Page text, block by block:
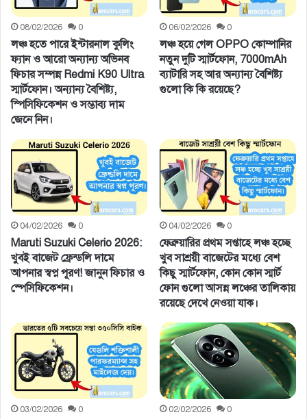
08/02/2026 0
লঞ্চ হতে পারে ইন্টারনাল কুলিং
ফ্যান ও আরো অন্যান্য অভিনব
ফিচার সম্পন্ন Redmi K90 Ultra
স্মার্টফোন। অন্যান্য বৈশিষ্ট্য,
স্পিসিফিকেশন ও সম্ভাব্য দাম
জেনে নিন।
06/02/2026 0
লঞ্চ হয়ে গেল OPPO কোম্পানির
নতুন দুটি স্মার্টফোন, 7000mAh
ব্যাটারি সহ আর অন্যান্য বৈশিষ্ট্য
গুলো কি কি রয়েছে?
04/02/2026 0
Maruti Suzuki Celerio 2026:
খুবই বাজেট ফ্রেন্ডলি দামে
আপনার স্বপ্ন পূরণ! জানুন ফিচার ও
স্পেসিফিকেশন।
04/02/2026 0
ফেব্রুয়ারির প্রথম সপ্তাহে লঞ্চ হচ্ছে
খুব সাশ্রয়ী বাজেটের মধ্যে বেশ
কিছু স্মার্টফোন, কোন কোন স্মার্ট
ফোন গুলো আসন্ন লঞ্চের তালিকায়
রয়েছে দেখে নেওয়া যাক।
03/02/2026 0 02/02/2026 0